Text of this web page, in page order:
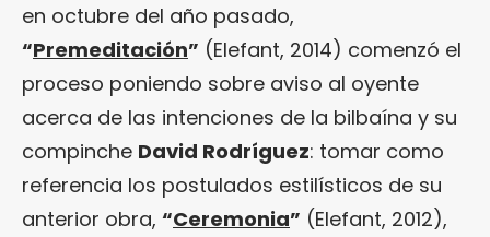
en octubre del año pasado,
“Premeditación” (Elefant, 2014) comenzó el
proceso poniendo sobre aviso al oyente
acerca de las intenciones de la bilbaína y su
compinche David Rodríguez: tomar como
referencia los postulados estilísticos de su
anterior obra, “Ceremonia” (Elefant, 2012),